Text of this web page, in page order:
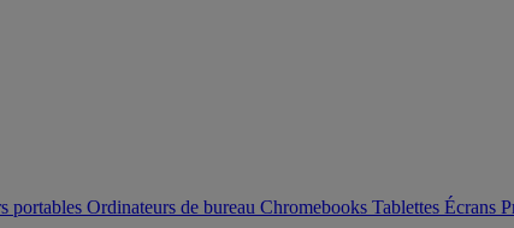
portables Ordinateurs de bureau Chromebooks Tablettes Écrans